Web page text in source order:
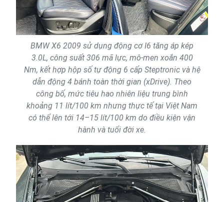
BMW X6 2009 sử dụng động cơ I6 tăng áp kép
3.0L, công suất 306 mã lực, mô-men xoắn 400
Nm, kết hợp hộp số tự động 6 cấp Steptronic và hệ
dẫn động 4 bánh toàn thời gian (xDrive). Theo
công bố, mức tiêu hao nhiên liệu trung bình
khoảng 11 lít/100 km nhưng thực tế tại Việt Nam
có thể lên tới 14–15 lít/100 km do điều kiện vận
hành và tuổi đời xe.